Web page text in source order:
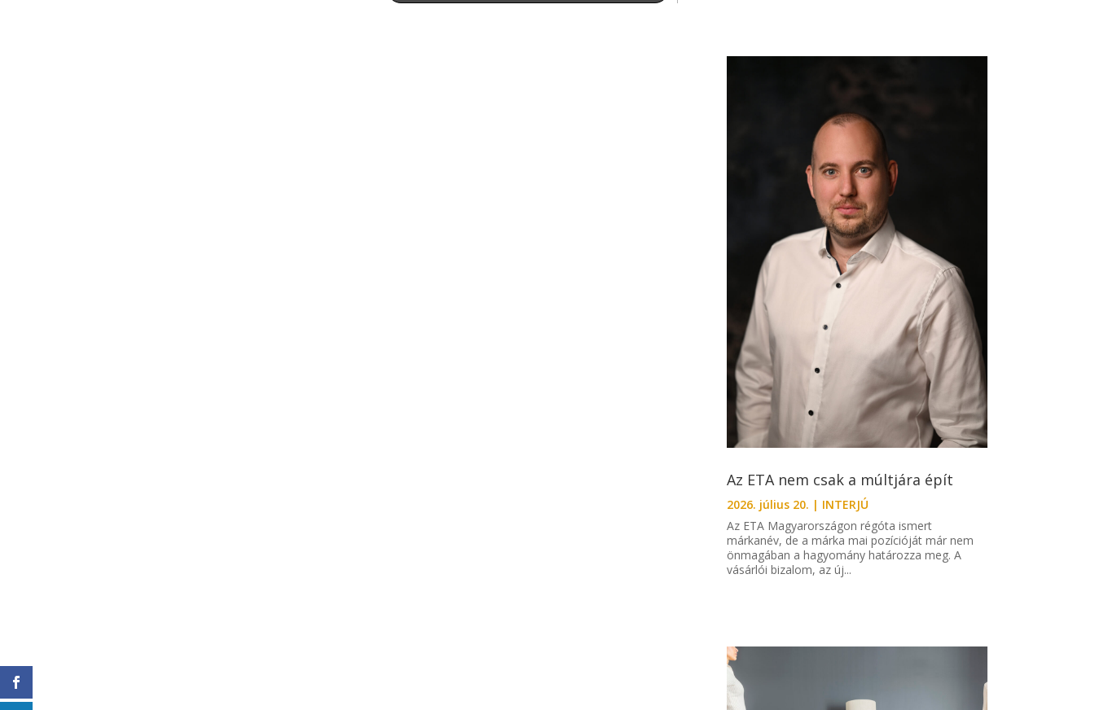
Az ETA nem csak a múltjára épít
2026. július 20. | INTERJÚ
Az ETA Magyarországon régóta ismert
márkanév, de a márka mai pozícióját már nem
önmagában a hagyomány határozza meg. A
vásárlói bizalom, az új...